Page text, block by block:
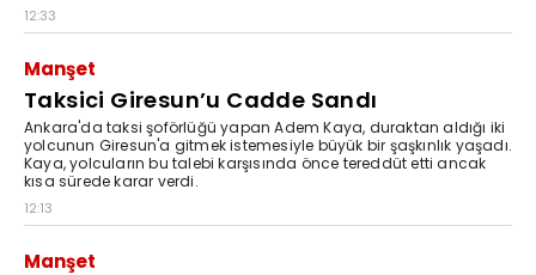
12:33
Manşet
Taksici Giresun’u Cadde Sandı
Ankara'da taksi şoförlüğü yapan Adem Kaya, duraktan aldığı iki
yolcunun Giresun'a gitmek istemesiyle büyük bir şaşkınlık yaşadı.
Kaya, yolcuların bu talebi karşısında önce tereddüt etti ancak
kısa sürede karar verdi.
12:13
Manşet